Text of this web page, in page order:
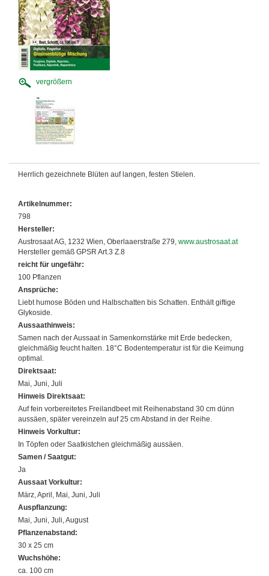
vergrößern
Herrlich gezeichnete Blüten auf langen, festen Stielen.
Artikelnummer:
798
Hersteller:
Austrosaat AG, 1232 Wien, Oberlaaerstraße 279, www.austrosaat.at
Hersteller gemäß GPSR Art.3 Z.8
reicht für ungefähr:
100 Pflanzen
Ansprüche:
Liebt humose Böden und Halbschatten bis Schatten. Enthält giftige
Glykoside.
Aussaathinweis:
Samen nach der Aussaat in Samenkornstärke mit Erde bedecken,
gleichmäßig feucht halten. 18°C Bodentemperatur ist für die Keimung
optimal.
Direktsaat:
Mai, Juni, Juli
Hinweis Direktsaat:
Auf fein vorbereitetes Freilandbeet mit Reihenabstand 30 cm dünn
aussäen, später vereinzeln auf 25 cm Abstand in der Reihe.
Hinweis Vorkultur:
In Töpfen oder Saatkistchen gleichmäßig aussäen.
Samen / Saatgut:
Ja
Aussaat Vorkultur:
März, April, Mai, Juni, Juli
Auspflanzung:
Mai, Juni, Juli, August
Pflanzenabstand:
30 x 25 cm
Wuchshöhe:
ca. 100 cm